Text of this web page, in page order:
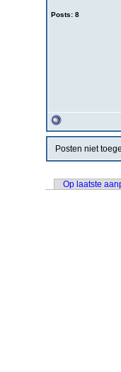
Posts: 8
Posten niet
Op laatste